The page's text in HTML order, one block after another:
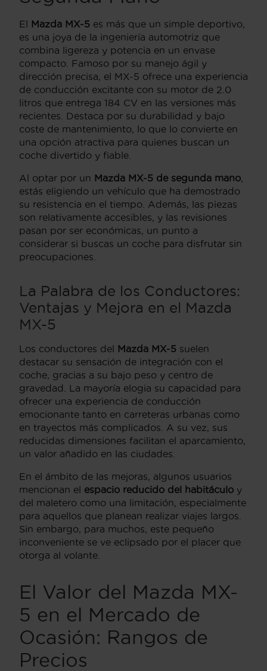
El Mazda MX-5 es más que un simple deportivo,
es una joya de la ingeniería automotriz que
combina ligereza y potencia en un envase
compacto. Famoso por su manejo ágil y
dirección precisa, el MX-5 ofrece una experiencia
de conducción excitante con su motor de 2.0
litros que entrega 184 CV en las versiones más
recientes. Destaca por su durabilidad y bajo
coste de mantenimiento, lo que lo convierte en
una opción atractiva para quienes buscan un
coche divertido y fiable.
Al optar por un Mazda MX-5 de segunda mano,
estás eligiendo un vehículo que ha demostrado
su resistencia en el tiempo. Además, las piezas
son relativamente accesibles, y las revisiones
pasan por ser económicas, un punto a
considerar si buscas un coche para disfrutar sin
preocupaciones.
La Palabra de los Conductores:
Ventajas y Mejora en el Mazda
MX-5
Los conductores del Mazda MX-5 suelen
destacar su sensación de integración con el
coche, gracias a su bajo peso y centro de
gravedad. La mayoría elogia su capacidad para
ofrecer una experiencia de conducción
emocionante tanto en carreteras urbanas como
en trayectos más complicados. A su vez, sus
reducidas dimensiones facilitan el aparcamiento,
un valor añadido en las ciudades.
En el ámbito de las mejoras, algunos usuarios
mencionan el espacio reducido del habitáculo y
del maletero como una limitación, especialmente
para aquellos que planean realizar viajes largos.
Sin embargo, para muchos, este pequeño
inconveniente se ve eclipsado por el placer que
otorga al volante.
El Valor del Mazda MX-
5 en el Mercado de
Ocasión: Rangos de
Precios